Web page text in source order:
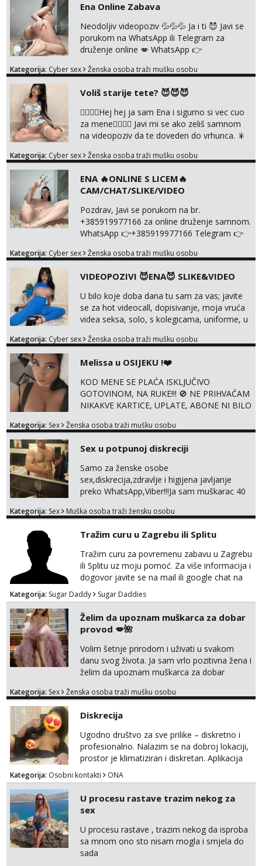
@enafriedrichkis 🤬NE RADIM SASTANKE I
DRUZENJA UZIVO🤬
Ena Online Zabava
Neodoljiv videopoziv 💦💦💦 Ja i ti 😈 Javi se
porukom na WhatsApp ili Telegram za
druženje online 💋 WhatsApp 👉
@enafriedrichkis NEE radimo sastnke uzivo
Kategorija: Cyber sex Ženska osoba traži mušku osobu
Voliš starije tete? 😈😈😈
❤️‍🔥❤️‍🔥Hej hej ja sam Ena i sigurno si vec cuo
za mene❤️‍🔥❤️‍🔥 Javi mi se ako zeliš samnom
na videopoziv da te doveden do vrhunca. 🎇
@enafriedrichkis Radim samo ONLINE I
Kategorija: Cyber sex Ženska osoba traži mušku osobu
ENA 🔥ONLINE S LICEM🔥
CAM/CHAT/SLIKE/VIDEO
Pozdrav, Javi se porukom na br.
+385919977166 za online druženje samnom.
WhatsApp 👉+385919977166 Telegram 👉
solo i s partnerom, kolegicama
haljine, štikle, samostojeće itd. Nudim
svakakva videa seksa, pušenje, razne
lokacije, suradnje s kolegicama, fetiši..
Dopisivanje i slike također radim. NIŠTA UŽI...
Kategorija: Cyber sex Ženska osoba traži mušku osobu
VIDEOPOZIVI 😈ENA😈 SLIKE&VIDEO
U bilo koje doba dana tu sam za vas; javite
se za hot videocall, dopisivanje, moja vruća
videa seksa, solo, s kolegicama, uniforme, u
+385919977166 Telegram 👉
UŽIVO
Kategorija: Cyber sex Ženska osoba traži mušku osobu
Melissa u OSIJEKU !❤️
KOD MENE SE PLAĆA ISKLJUČIVO
GOTOVINOM, NA RUKE!!! 🚫 NE PRIHVAĆAM
NIKAKVE KARTICE, UPLATE, ABONE NI BILO
SAMO GOTOVINA!!! Moje fotografije su
za dopisivanja Za dogovor mi piši direktno na
WhatsApp – ako znaš što želiš, bit će ti
nagrađeno.
Kategorija: Sex Ženska osoba traži mušku osobu
Sex u potpunoj diskreciji
Samo za ženske osobe
sex,diskrecija,zdravlje i higijena javljanje
preko WhatsApp,Viber!!!Ja sam muškarac 40
sve stvar dogovora otvoren za sve
Kategorija: Sex Muška osoba traži žensku osobu
Tražim curu u Zagrebu ili Splitu
Tražim curu za povremenu zabavu u Zagrebu
ili Splitu uz moju pomoć. Za više informacija i
dogovor javite se na mail ili google chat na
oneofakind999111@gmail.com
Kategorija: Sugar Daddy Sugar Daddies
Želim da upoznam muškarca za dobar
provod 💋🌺
Volim šetnje prirodom i uživati u svakom
danu svog života. Ja sam vrlo pozitivna žena i
želim da upoznam muškarca za dobar
na link ispod i nadji me tamo, cekam te!
Kategorija: Sex Ženska osoba traži mušku osobu
Diskrecija
Ugodno društvo za sve prilike – diskretno i
profesionalno. Nalazim se na dobroj lokaciji,
prostor je klimatiziran i diskretan. Aplikacija
what sapp 0957660399.
Kategorija: Osobni kontakti ONA
U procesu rastave trazim nekog za
sex
U procesu rastave , trazim nekog da isproba
sa mnom ono sto nisam mogla i smjela do
sada